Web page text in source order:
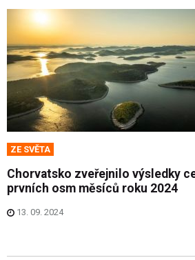
ZE SVĚTA
Chorvatsko zveřejnilo výsledky
prvních osm měsíců roku 2024
13. 09. 2024